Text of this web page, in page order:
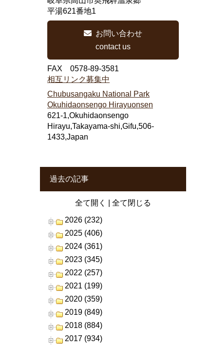
平湯621番地1
お問い合わせ
contact us
FAX 0578-89-3581
相互リンク募集中
Chubusangaku National Park
Okuhidaonsengo Hirayuonsen
621-1,Okuhidaonsengo
Hirayu,Takayama-shi,Gifu,506-
1433,Japan
過去の記事
全て開く 全て閉じる
2026 (232)
2025 (406)
2024 (361)
2023 (345)
2022 (257)
2021 (199)
2020 (359)
2019 (849)
2018 (884)
2017 (934)